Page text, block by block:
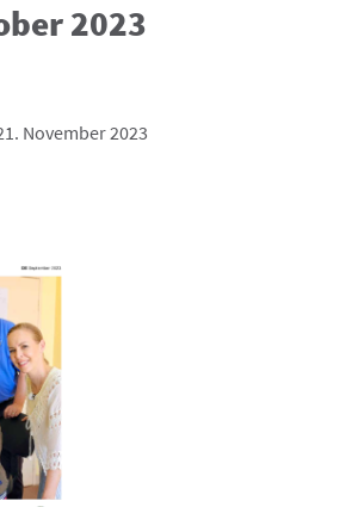
2023
November 2023